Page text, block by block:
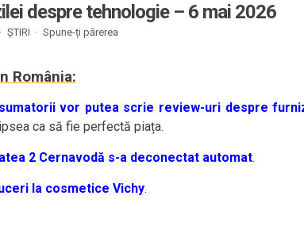
despre tehnologie – 6 mai 2026
ȘTIRI · Spune-ți părerea
România:
vor putea scrie review-uri despre
ca să fie perfectă piața.
2 Cernavodă s-a deconectat automat.
la cosmetice Vichy.